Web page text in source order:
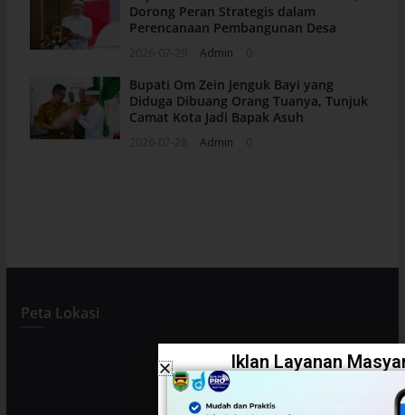
Dorong Peran Strategis dalam
Perencanaan Pembangunan Desa
Admin
Bupati Om Zein Jenguk Bayi yang
Diduga Dibuang Orang Tuanya, Tunjuk
Camat Kota Jadi Bapak Asuh
Admin
Peta Lokasi
Iklan Layanan